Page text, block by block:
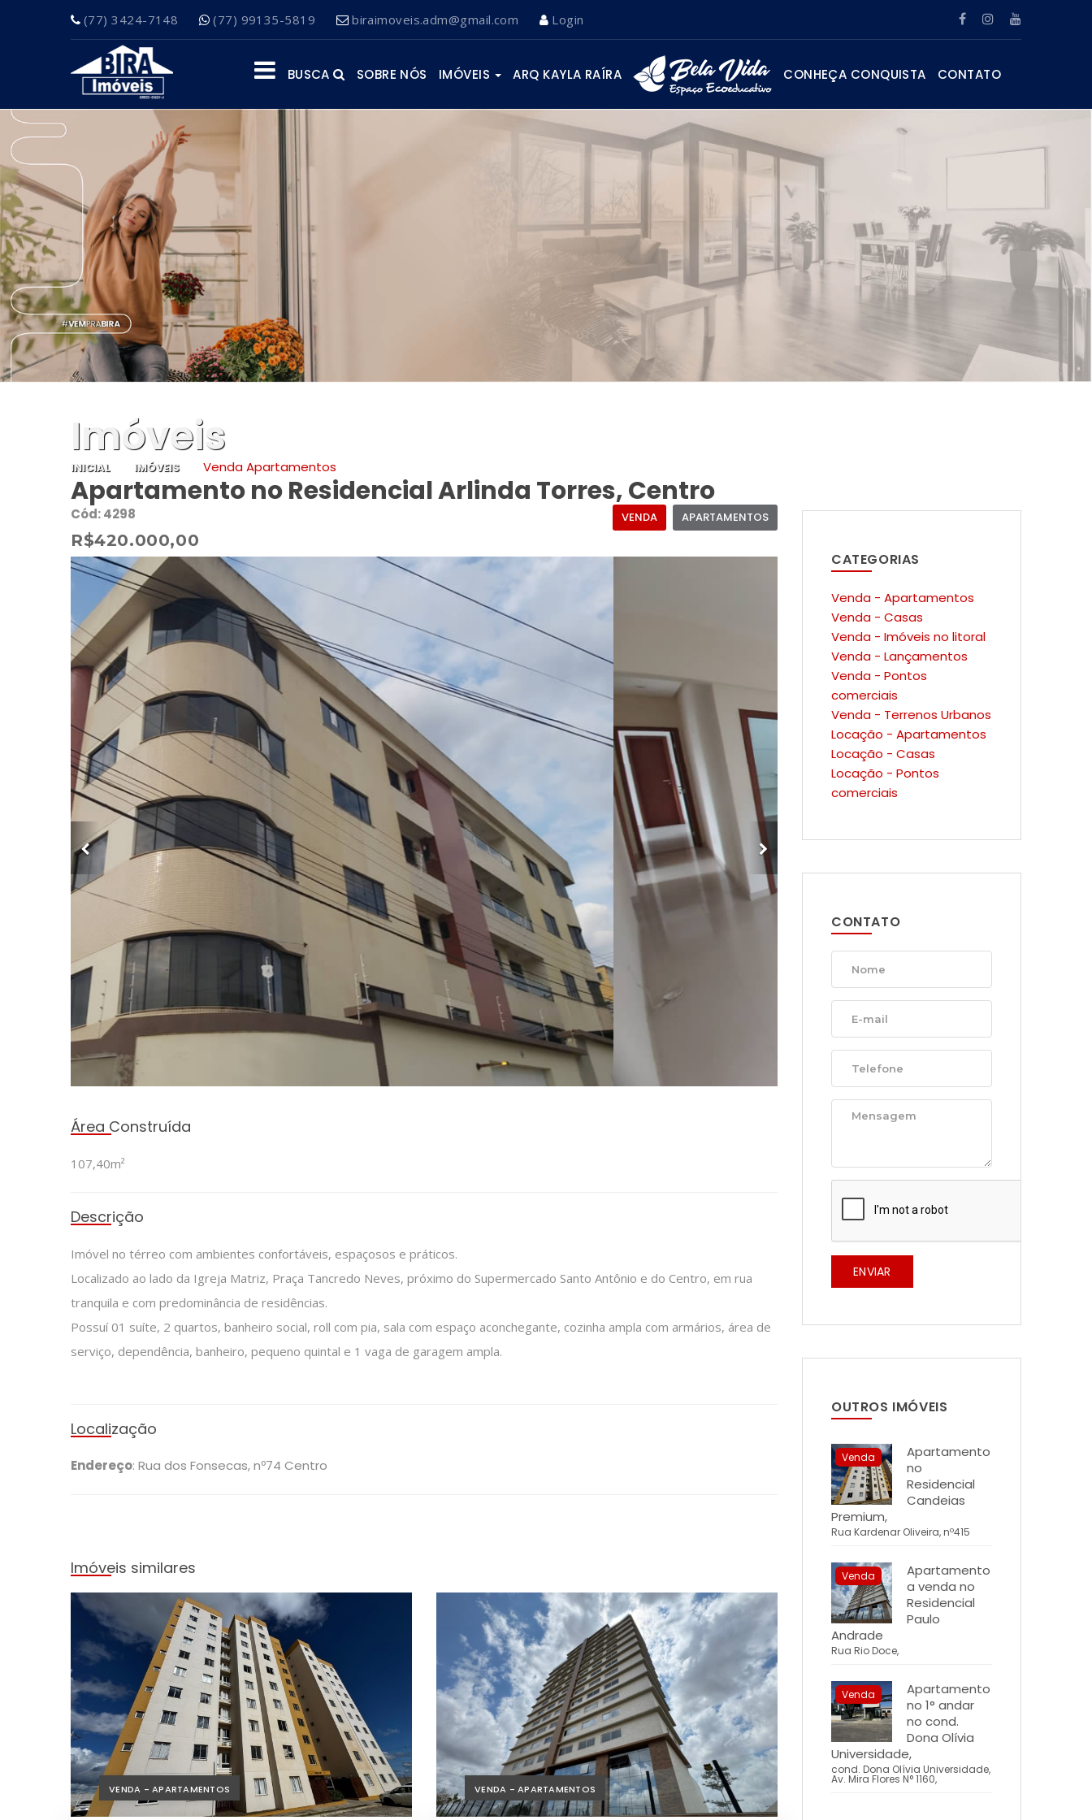
(77) 3424-7148 (77) 99135-5819 biraimoveis.adm@gmail.com Login
BUSCA SOBRE NÓS IMÓVEIS ARQ KAYLA RAÍRA CONHEÇA CONQUISTA CONTATO
Imóveis
INICIAL IMÓVEIS Venda Apartamentos
Apartamento no Residencial Arlinda Torres, Centro
VENDA APARTAMENTOS
Cód: 4298
R$420.000,00
Área Construída
107,40m²
Descrição
Imóvel no térreo com ambientes confortáveis, espaçosos e práticos.
Localizado ao lado da Igreja Matriz, Praça Tancredo Neves, próximo do Supermercado Santo Antônio e do Centro, em rua
tranquila e com predominância de residências.
Possuí 01 suíte, 2 quartos, banheiro social, roll com pia, sala com espaço aconchegante, cozinha ampla com armários, área de
serviço, dependência, banheiro, pequeno quintal e 1 vaga de garagem ampla.
Localização
Endereço: Rua dos Fonsecas, nº74 Centro
Imóveis similares
VENDA - APARTAMENTOS VENDA - APARTAMENTOS
CATEGORIAS
Venda - Apartamentos
Venda - Casas
Venda - Imóveis no litoral
Venda - Lançamentos
Venda - Pontos
comerciais
Venda - Terrenos Urbanos
Locação - Apartamentos
Locação - Casas
Locação - Pontos
comerciais
CONTATO
ENVIAR
OUTROS IMÓVEIS
Venda
Apartamento
no
Residencial
Candeias
Premium,
Rua Kardenar Oliveira, nº415
Venda
Apartamento
a venda no
Residencial
Paulo
Andrade
Rua Rio Doce,
Venda
Apartamento
no 1° andar
no cond.
Dona Olívia
Universidade,
cond. Dona Olívia Universidade,
Av. Mira Flores N° 1160,